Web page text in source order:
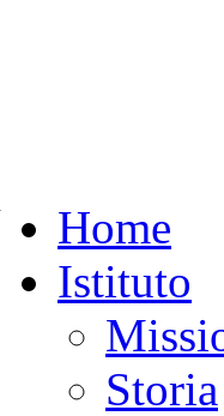
Home
Istituto
Storia